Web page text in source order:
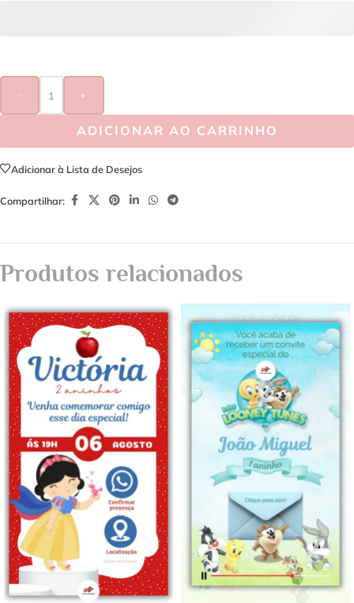
- +
ADICIONAR AO CARRINHO
Adicionar à Lista de Desejos
Compartilhar:
Produtos relacionados